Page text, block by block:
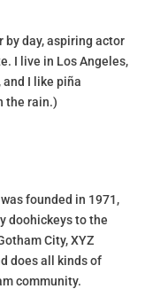
by day, aspiring actor
I live in Los Angeles,
and I like piña
the rain.)
founded in 1971,
doohickeys to the
City, XYZ
does all kinds of
community.